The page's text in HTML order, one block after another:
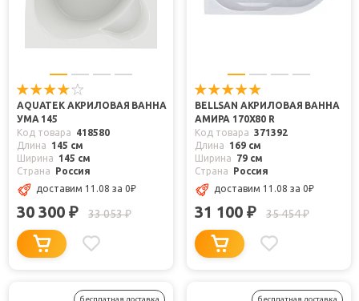
AQUATEK АКРИЛОВАЯ ВАННА
УМА 145
Код товара
418580
Длина
145 см
Ширина
145 см
Страна
Россия
доставим 11.08 за 0₽
30 300 ₽ 33 053₽
BELLSAN АКРИЛОВАЯ ВАННА
АМИРА 170X80 R
Код товара 371392
Длина
169 см
Ширина
79 см
Страна
Россия
доставим 11.08 за 0₽
31 100 ₽ 35 454₽
бесплатная доставка бесплатная доставка